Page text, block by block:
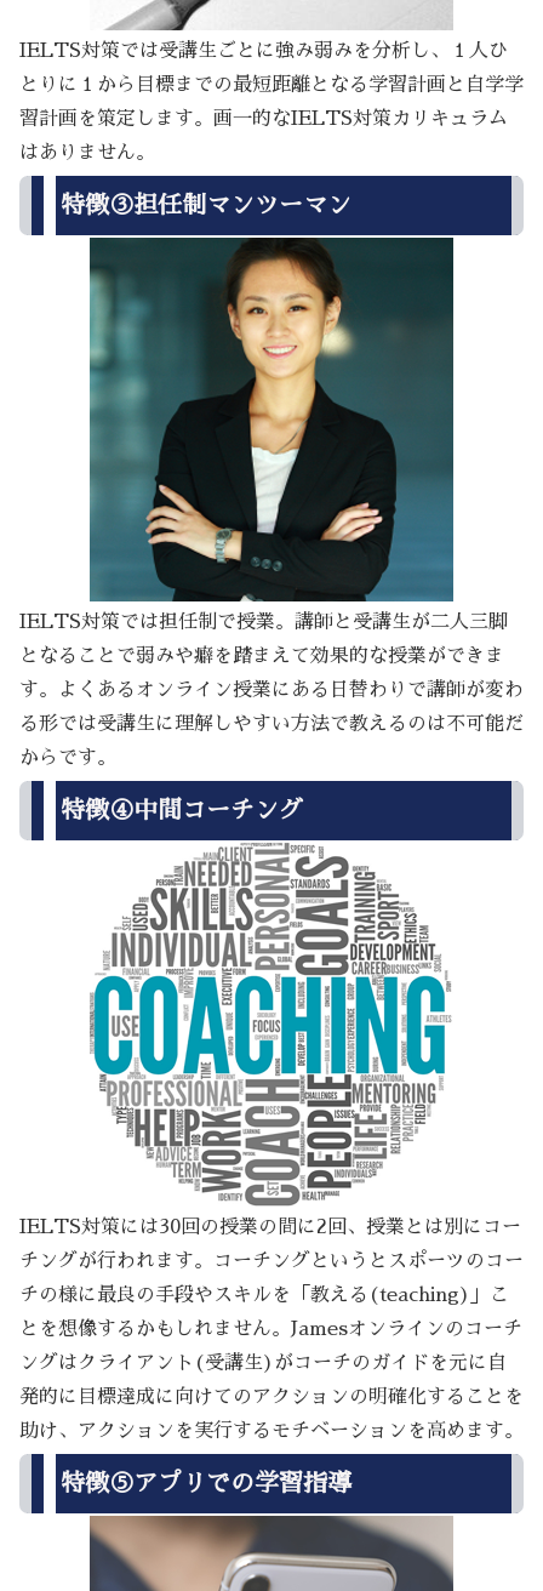
IELTS対策では受講生ごとに強み弱みを分析し、１人ひ
とりに１から目標までの最短距離となる学習計画と自学学
習計画を策定します。画一的なIELTS対策カリキュラム
はありません。
特徴③担任制マンツーマン
IELTS対策では担任制で授業。講師と受講生が二人三脚
となることで弱みや癖を踏まえて効果的な授業ができま
す。よくあるオンライン授業にある日替わりで講師が変わ
る形では受講生に理解しやすい方法で教えるのは不可能だ
からです。
特徴④中間コーチング
IELTS対策には30回の授業の間に2回、授業とは別にコー
チングが行われます。コーチングというとスポーツのコー
チの様に最良の手段やスキルを「教える(teaching)」こ
とを想像するかもしれません。Jamesオンラインのコーチ
ングはクライアント(受講生)がコーチのガイドを元に自
発的に目標達成に向けてのアクションの明確化することを
助け、アクションを実行するモチベーションを高めます。
特徴⑤アプリでの学習指導